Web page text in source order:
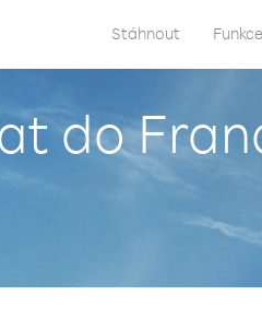
Stáhnout Funkce
do